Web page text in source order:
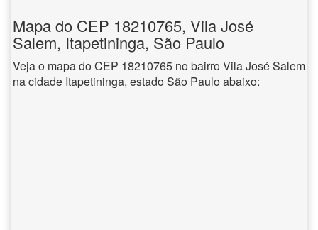
Mapa do CEP 18210765, Vila José
Salem, Itapetininga, São Paulo
Veja o mapa do CEP 18210765 no bairro Vila José Salem
na cidade Itapetininga, estado São Paulo abaixo: